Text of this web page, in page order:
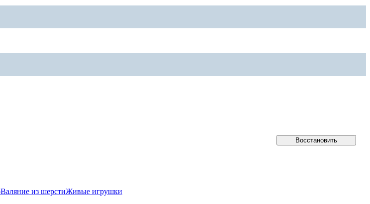
Валяние из шерстиЖивые игрушки